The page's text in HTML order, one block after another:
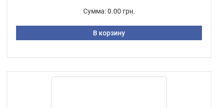
Сумма: 0.00 грн.
В корзину